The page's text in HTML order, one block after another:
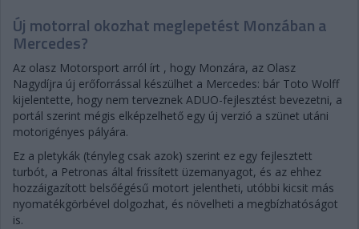
Új motorral okozhat meglepetést Monzában a
Mercedes?
Az olasz Motorsport arról írt , hogy Monzára, az Olasz
Nagydíjra új erőforrással készülhet a Mercedes: bár Toto Wolff
kijelentette, hogy nem terveznek ADUO-fejlesztést bevezetni, a
portál szerint mégis elképzelhető egy új verzió a szünet utáni
motorigényes pályára.
Ez a pletykák (tényleg csak azok) szerint ez egy fejlesztett
turbót, a Petronas által frissített üzemanyagot, és az ehhez
hozzáigazított belsőégésű motort jelentheti, utóbbi kicsit más
nyomatékgörbével dolgozhat, és növelheti a megbízhatóságot
is.